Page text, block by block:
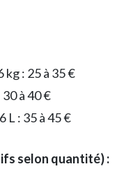
: 25 à 35 €
30 à 40 €
L : 35 à 45 €
selon quantité) :